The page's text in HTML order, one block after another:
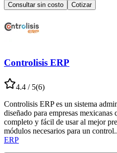
Consultar sin costo Cotizar
Controlisis ERP
4.4 / 5(6)
Controlisis ERP es un sistema
diseñado para empresas mexicanas
completo y fácil de usar al mejor
módulos necesarios para un control
ERP